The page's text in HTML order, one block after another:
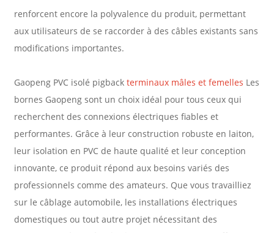
renforcent encore la polyvalence du produit, permettant
aux utilisateurs de se raccorder à des câbles existants sans
modifications importantes.
Gaopeng PVC isolé pigback terminaux mâles et femelles Les
bornes Gaopeng sont un choix idéal pour tous ceux qui
recherchent des connexions électriques fiables et
performantes. Grâce à leur construction robuste en laiton,
leur isolation en PVC de haute qualité et leur conception
innovante, ce produit répond aux besoins variés des
professionnels comme des amateurs. Que vous travailliez
sur le câblage automobile, les installations électriques
domestiques ou tout autre projet nécessitant des